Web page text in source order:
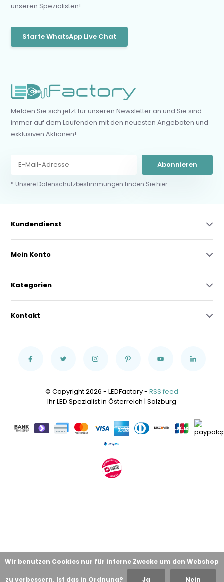
unseren Spezialisten!
Starte WhatsApp Live Chat
Melden Sie sich jetzt für unseren Newsletter an und Sie sind
immer auf dem Laufenden mit den neuesten Angeboten und
exklusiven Aktionen!
Abonnieren
* Unsere Datenschutzbestimmungen finden Sie hier
Kundendienst
Mein Konto
Kategorien
Kontakt
© Copyright 2026 - LEDFactory - RSS feed
Ihr LED Spezialist in Österreich | Salzburg
Wir benutzen Cookies nur für interne Zwecke um den Webshop
zu verbessern. Ist das in Ordnung? Ja Nein